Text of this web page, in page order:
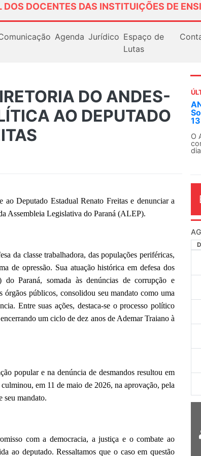
DOCENTES DAS INSTITUIÇÕES DE
Agenda Jurídico Espaço de
Lutas
DO ANDES-
AO DEPUTADO
Deputado Estadual Renato Freitas e denunciar a
Assembleia Legislativa do Paraná (ALEP).
da classe trabalhadora, das populações periféricas,
de opressão. Sua atuação histórica em defesa dos
do Paraná, somada às denúncias de corrupção e
públicos, consolidou seu mandato como uma
Entre suas ações, destaca-se o processo político
um ciclo de dez anos de Ademar Traiano à
popular e na denúncia de desmandos resultou em
em 11 de maio de 2026, na aprovação, pela
seu mandato.
com a democracia, a justiça e o combate ao
ao deputado. Ressaltamos que o caso em questão
O